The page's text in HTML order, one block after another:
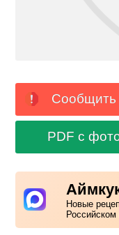
Сообщить
PDF с
Новые